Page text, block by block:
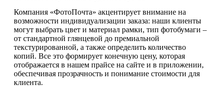
Компания «ФотоПочта» акцентирует внимание на
возможности индивидуализации заказа: наши клиенты
могут выбрать цвет и материал рамки, тип фотобумаги –
от стандартной глянцевой до премиальной
текстурированной, а также определить количество
копий. Все это формирует конечную цену, которая
отображается в нашем прайсе на сайте и в приложении,
обеспечивая прозрачность и понимание стоимости для
клиента.